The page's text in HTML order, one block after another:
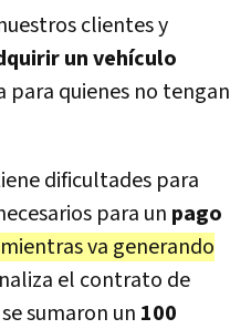
clientes y
un vehículo
para quienes no tengan
dificultades para
para un pago
va generando
el contrato de
sumaron un 100